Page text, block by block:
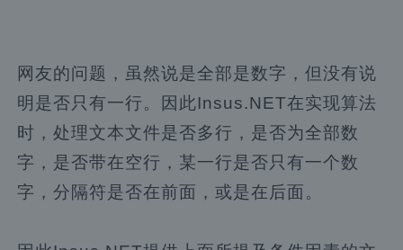
网友的问题，虽然说是全部是数字，但没有说
明是否只有一行。因此Insus.NET在实现算法
时，处理文本文件是否多行，是否为全部数
字，是否带在空行，某一行是否只有一个数
字，分隔符是否在前面，或是在后面。